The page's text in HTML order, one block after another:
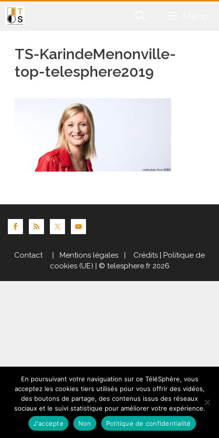
Aller
au
TS-KarindeMenonville-
top-telesphere2019
Contact| Mentions légales | Crédits | Politique de
cookies (UE) | © telesphere.fr 2026
En poursuivant votre naviguation sur ce TéléSphère, vous
acceptez les cookies tiers utilisés pour vous offrir des vidéos,
des boutons de partage, des contenus issus des réseaux
sociaux et le suivi statistique pour améliorer votre expérience.
J'accepte
Non Politique de confidentialité